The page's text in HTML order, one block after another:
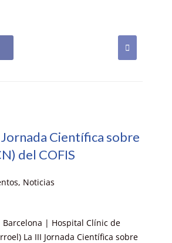
Científica sobre
del COFIS
, Noticias
| Hospital Clínic de
La III Jornada Científica sobre